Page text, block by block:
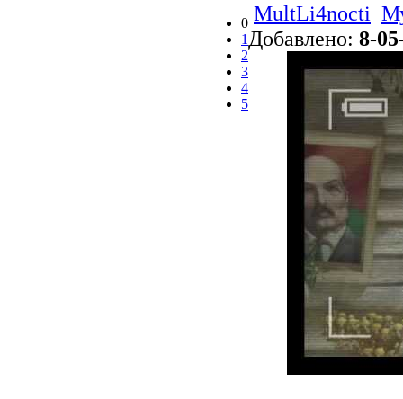
0
1
2
3
4
5
MultLi4nocti
Добавлено: 8-